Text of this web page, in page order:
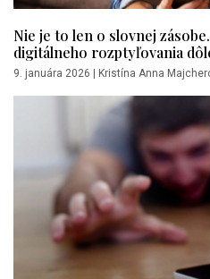
Nie je to len o slovnej
digitálneho rozptyľovania
9. januára 2026 Kristína Anna